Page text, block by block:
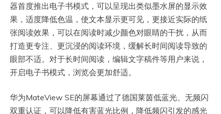
器首度推出电子书模式，可以呈现出类似墨水屏的显示效
果，适度降低色温，使文本显示更可见，更接近实际的纸
张阅读效果，可以在阅读时减少颜色对眼睛的干扰，从而
打造更专注、更沉浸的阅读环境，缓解长时间阅读导致的
眼部不适。对于长时间阅读，编辑文字稿件等用户来说，
开启电子书模式，浏览会更加舒适。
华为MateView SE的屏幕通过了德国莱茵低蓝光、无频闪
双重认证，可以降低有害蓝光比例，降低频闪引发的感光